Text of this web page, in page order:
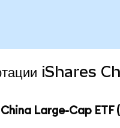
Large-Cap ETF